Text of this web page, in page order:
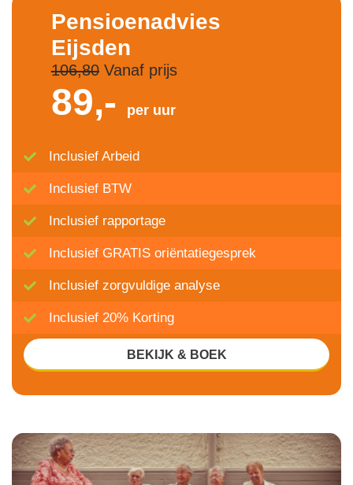
Pensioenadvies
Eijsden
106,80Vanaf prijs
89,- per uur
Inclusief Arbeid
Inclusief BTW
Inclusief rapportage
Inclusief GRATIS oriëntatiegesprek
Inclusief zorgvuldige analyse
Inclusief 20% Korting
BEKIJK & BOEK